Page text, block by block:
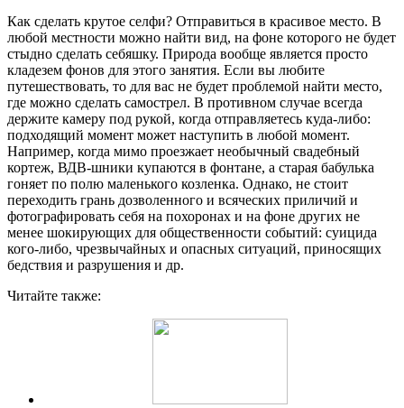
Как сделать крутое селфи? Отправиться в красивое место. В
любой местности можно найти вид, на фоне которого не будет
стыдно сделать себяшку. Природа вообще является просто
кладезем фонов для этого занятия. Если вы любите
путешествовать, то для вас не будет проблемой найти место,
где можно сделать самострел. В противном случае всегда
держите камеру под рукой, когда отправляетесь куда-либо:
подходящий момент может наступить в любой момент.
Например, когда мимо проезжает необычный свадебный
кортеж, ВДВ-шники купаются в фонтане, а старая бабулька
гоняет по полю маленького козленка. Однако, не стоит
переходить грань дозволенного и всяческих приличий и
фотографировать себя на похоронах и на фоне других не
менее шокирующих для общественности событий: суицида
кого-либо, чрезвычайных и опасных ситуаций, приносящих
бедствия и разрушения и др.
Читайте также: